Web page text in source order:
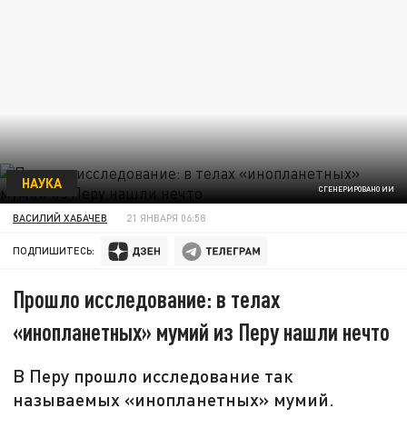
СГЕНЕРИРОВАНО ИИ
НАУКА
ВАСИЛИЙ ХАБАЧЕВ 21 ЯНВАРЯ 06:58
ПОДПИШИТЕСЬ:
Прошло исследование: в телах
«инопланетных» мумий из Перу нашли нечто
В Перу прошло исследование так
называемых «инопланетных» мумий.